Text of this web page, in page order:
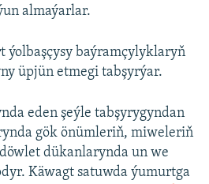
almaýarlar.
ýolbaşçysy baýramçylyklaryň
üpjün etmegi tabşyrýar.
eden şeýle tabşyrygyndan
gök önümleriň, miweleriň
dükanlarynda un we
Käwagt satuwda ýumurtga